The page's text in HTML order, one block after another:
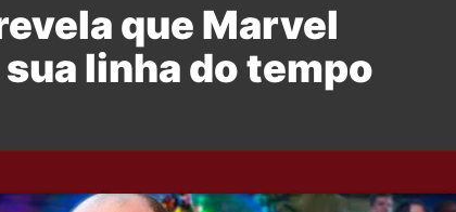
que Marvel
linha do tempo